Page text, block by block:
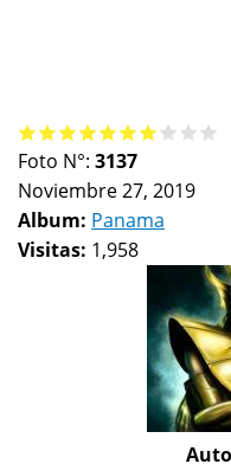
Foto N°: 3137
Noviembre 27, 2019
Album: Panama
Visitas: 1,958